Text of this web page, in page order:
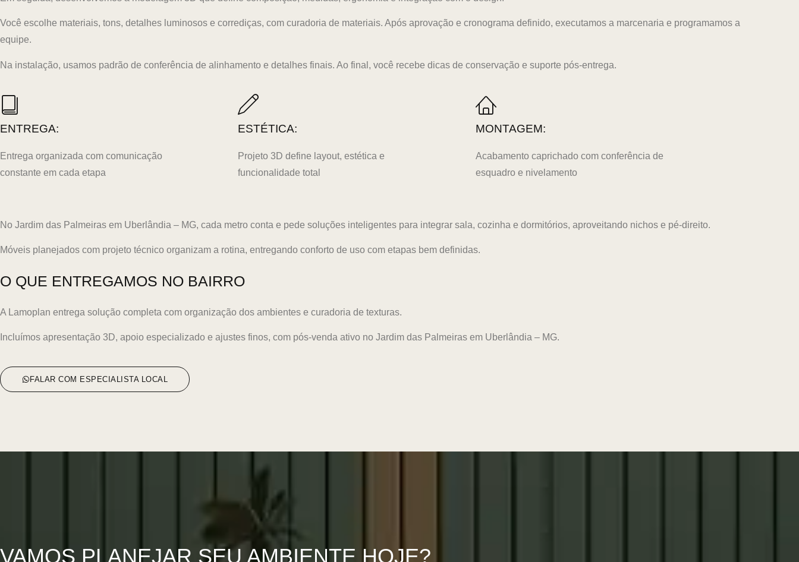
Você escolhe materiais, tons, detalhes luminosos e corrediças, com curadoria de materiais. Após aprovação e cronograma definido, executamos a marcenaria e programamos a
equipe.
Na instalação, usamos padrão de conferência de alinhamento e detalhes finais. Ao final, você recebe dicas de conservação e suporte pós-entrega.
ENTREGA:
Entrega organizada com comunicação
constante em cada etapa
ESTÉTICA:
Projeto 3D define layout, estética e
funcionalidade total
MONTAGEM:
Acabamento caprichado com conferência de
esquadro e nivelamento
No Jardim das Palmeiras em Uberlândia – MG, cada metro conta e pede soluções inteligentes para integrar sala, cozinha e dormitórios, aproveitando nichos e pé-direito.
Móveis planejados com projeto técnico organizam a rotina, entregando conforto de uso com etapas bem definidas.
O QUE ENTREGAMOS NO BAIRRO
A Lamoplan entrega solução completa com organização dos ambientes e curadoria de texturas.
Incluímos apresentação 3D, apoio especializado e ajustes finos, com pós-venda ativo no Jardim das Palmeiras em Uberlândia – MG.
FALAR COM ESPECIALISTA LOCAL
VAMOS PLANEJAR SEU AMBIENTE HOJE?